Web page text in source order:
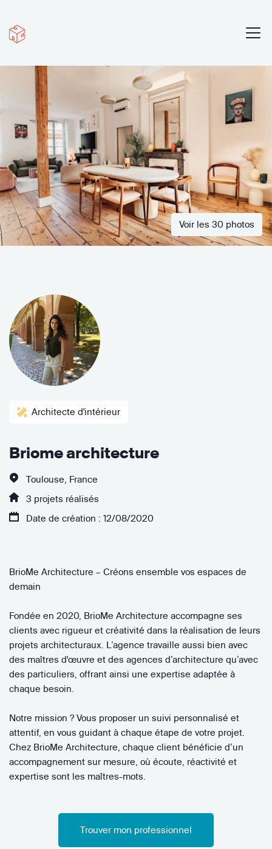
Voir les 30 photos
Architecte d'intérieur
Briome architecture
Toulouse, France
3 projets réalisés
Date de création : 12/08/2020
BrioMe Architecture – Créons ensemble vos espaces de
demain
Fondée en 2020, BrioMe Architecture accompagne ses
clients avec rigueur et créativité dans la réalisation de leurs
projets architecturaux. L’agence travaille aussi bien avec
des maîtres d'œuvre et des agences d’architecture qu’avec
des particuliers, offrant ainsi une expertise adaptée à
chaque besoin.
Notre mission ? Vous proposer un suivi personnalisé et
attentif, en vous guidant à chaque étape de votre projet.
Chez BrioMe Architecture, chaque client bénéficie d’un
accompagnement sur mesure, où écoute, réactivité et
expertise sont les maîtres-mots.
Trouver mon professionnel